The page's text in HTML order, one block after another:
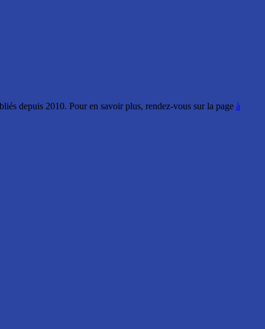
depuis 2010. Pour en savoir plus, rendez-vous sur la page à